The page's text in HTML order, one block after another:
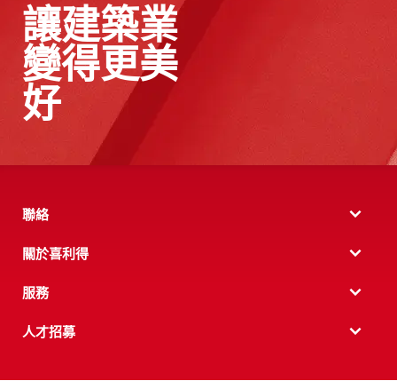
讓建築業
變得更美
好
聯絡
關於喜利得
服務
人才招募